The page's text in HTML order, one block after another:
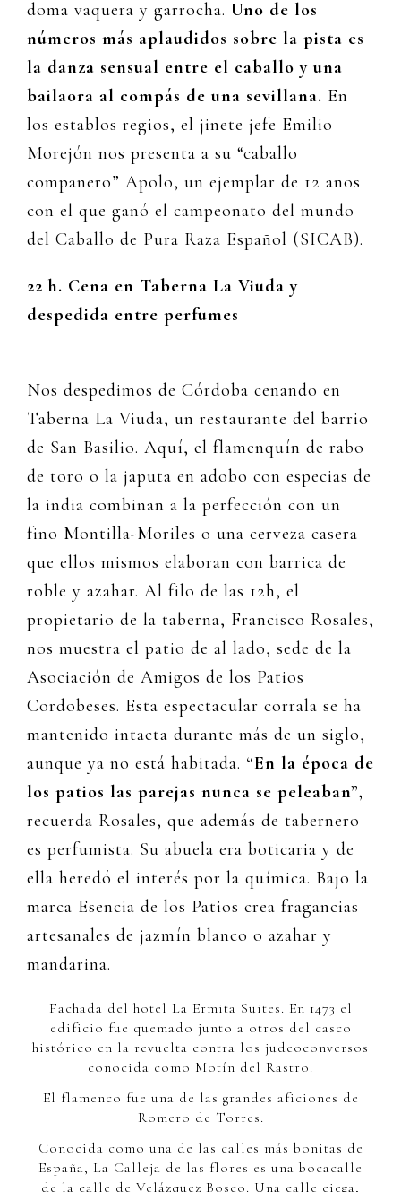
doma vaquera y garrocha. Uno de los
números más aplaudidos sobre la pista es
la danza sensual entre el caballo y una
bailaora al compás de una sevillana. En
los establos regios, el jinete jefe Emilio
Morejón nos presenta a su “caballo
compañero” Apolo, un ejemplar de 12 años
con el que ganó el campeonato del mundo
del Caballo de Pura Raza Español (SICAB).
22 h. Cena en Taberna La Viuda y
despedida entre perfumes
Nos despedimos de Córdoba cenando en
Taberna La Viuda, un restaurante del barrio
de San Basilio. Aquí, el flamenquín de rabo
de toro o la japuta en adobo con especias de
la india combinan a la perfección con un
fino Montilla-Moriles o una cerveza casera
que ellos mismos elaboran con barrica de
roble y azahar. Al filo de las 12h, el
propietario de la taberna, Francisco Rosales,
nos muestra el patio de al lado, sede de la
Asociación de Amigos de los Patios
Cordobeses. Esta espectacular corrala se ha
mantenido intacta durante más de un siglo,
aunque ya no está habitada. “En la época de
los patios las parejas nunca se peleaban”,
recuerda Rosales, que además de tabernero
es perfumista. Su abuela era boticaria y de
ella heredó el interés por la química. Bajo la
marca Esencia de los Patios crea fragancias
artesanales de jazmín blanco o azahar y
mandarina.
Fachada del hotel La Ermita Suites. En 1473 el
edificio fue quemado junto a otros del casco
histórico en la revuelta contra los judeoconversos
conocida como Motín del Rastro.
El flamenco fue una de las grandes aficiones de
Romero de Torres.
Conocida como una de las calles más bonitas de
España, La Calleja de las flores es una bocacalle
de la calle de Velázquez Bosco. Una calle ciega,